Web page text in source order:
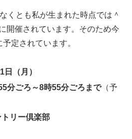
くとも私が生まれた時点では＾
開催されています。そのため今
定されています。
日（月）
分ごろ～8時55分ごろまで（予
リー倶楽部